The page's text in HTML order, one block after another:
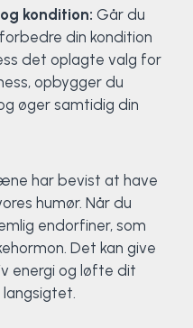
kondition: Går du
din kondition
det oplagte valg for
opbygger du
øger samtidig din
har bevist at have
humør. Når du
endorfiner, som
Det kan give
energi og løfte dit